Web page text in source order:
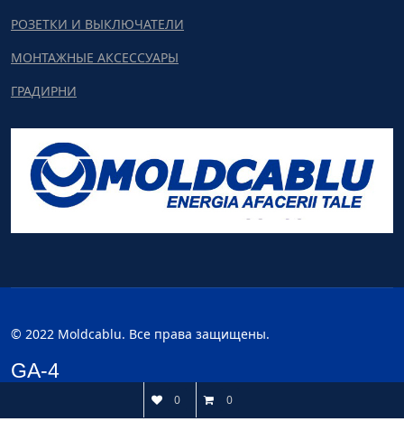
РОЗЕТКИ И ВЫКЛЮЧАТЕЛИ
МОНТАЖНЫЕ АКСЕССУАРЫ
ГРАДИРНИ
© 2022 Moldcablu. Все права защищены.
GA-4
0 0